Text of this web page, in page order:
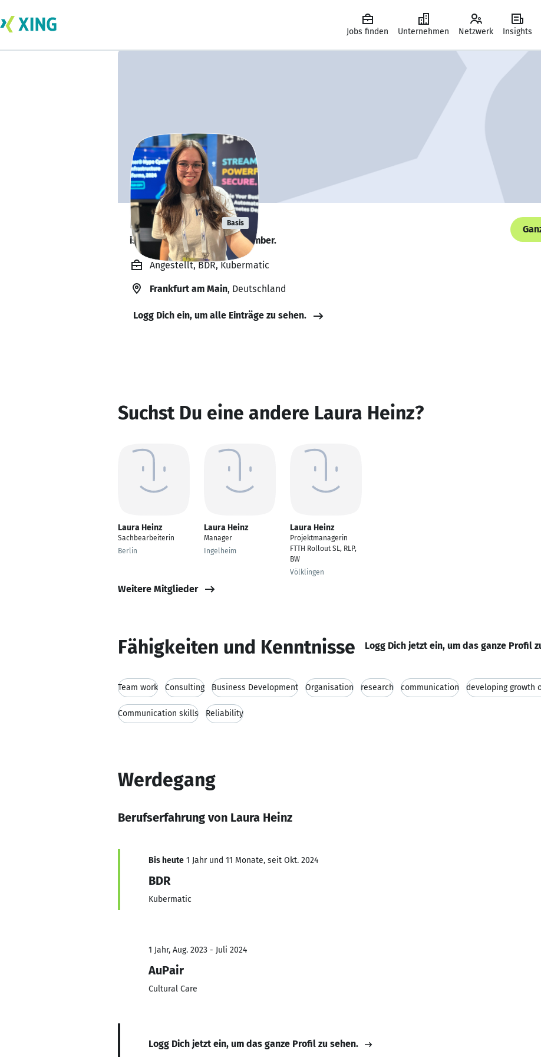
Jobs finden Unternehmen Netzwerk Insights
Laura Heinz Basis
is looking for a new team member.
Angestellt, BDR, Kubermatic
Frankfurt am Main, Deutschland
Logg Dich ein, um alle Einträge zu sehen.
Suchst Du eine andere Laura Heinz?
Laura Heinz
Sachbearbeiterin
Berlin
Laura Heinz
Manager
Ingelheim
Laura Heinz
Projektmanagerin
FTTH Rollout SL, RLP,
BW
Völklingen
Weitere Mitglieder
Fähigkeiten und Kenntnisse Logg Dich jetzt ein, um das ganze Profil
Team work Consulting Business Development Organisation research communication developing growth
Communication skills Reliability
Werdegang
Berufserfahrung von Laura Heinz
Bis heute 1 Jahr und 11 Monate, seit Okt. 2024
BDR
Kubermatic
1 Jahr, Aug. 2023 - Juli 2024
AuPair
Cultural Care
Logg Dich jetzt ein, um das ganze Profil zu sehen.